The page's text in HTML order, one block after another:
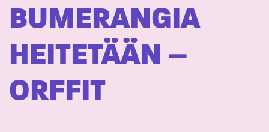
BUMERANGIA
HEITETÄÄN –
ORFFIT